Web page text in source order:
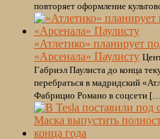
повторяет оформление
«Атлетико» планирует
«Арсенала» Паулисту
Габриэл Паулиста до конца
перебраться в мадридский
Фабрицио Романо в соцсети